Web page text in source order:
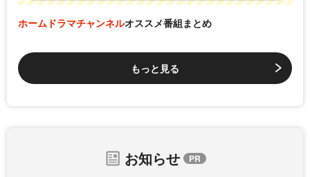
ホームドラマチャンネルオススメ番組まとめ
もっと見る
お知らせ